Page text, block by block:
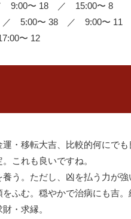
9:00〜 18 ／ 15:00〜 8
／ 5:00〜 38 ／ 9:00〜
〜 12
・移転大吉、比較的何にでも
これも良いですね。
う。ただし、凶を払う力が強
ふむ。穏やかで治病にも吉。
・求縁。